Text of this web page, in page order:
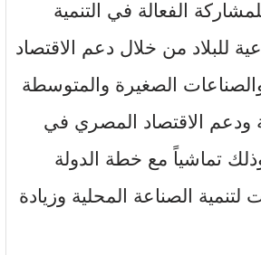
الفعالة في التنمية
للبلاد من خلال دعم الاقتصاد
الصغيرة والمتوسطة
ودعم الاقتصاد المصري في
تماشياً مع خطة الدولة
لتنمية الصناعة المحلية وزيادة